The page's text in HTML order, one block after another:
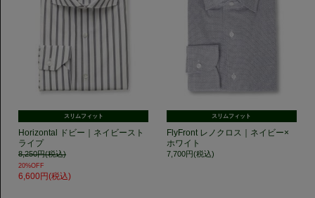
スリムフィット
Horizontal ドビー｜ネイビースト
ライプ
8,250円(税込)
20%OFF
6,600円(税込)
スリムフィット
FlyFront レノクロス｜ネイビー×
ホワイト
7,700円(税込)